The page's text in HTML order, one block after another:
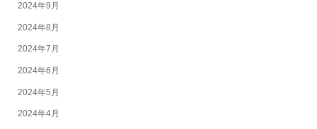
2024年9月
2024年8月
2024年7月
2024年6月
2024年5月
2024年4月